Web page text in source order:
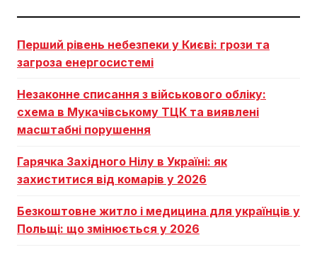
Перший рівень небезпеки у Києві: грози та
загроза енергосистемі
Незаконне списання з військового обліку:
схема в Мукачівському ТЦК та виявлені
масштабні порушення
Гарячка Західного Нілу в Україні: як
захиститися від комарів у 2026
Безкоштовне житло і медицина для українців у
Польщі: що змінюється у 2026